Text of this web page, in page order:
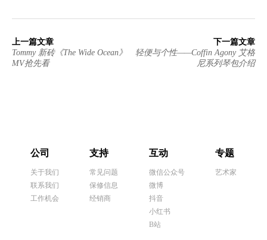
上一篇文章
Tommy 新砖《The Wide Ocean》
MV抢先看
下一篇文章
轻便与个性——Coffin Agony 艾格
尼系列琴包介绍
公司
关于我们
联系我们
工作机会
支持
常见问题
保修信息
经销商
互动
微信公众号
微博
抖音
小红书
B站
专题
艺术家